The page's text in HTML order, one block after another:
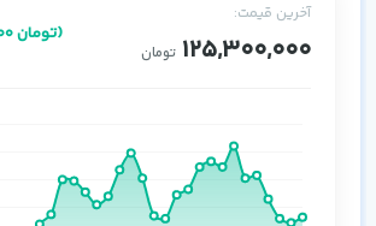
آخرین قیمت:
125,300,000 تومان
%0.3+ (400,000 تومان)